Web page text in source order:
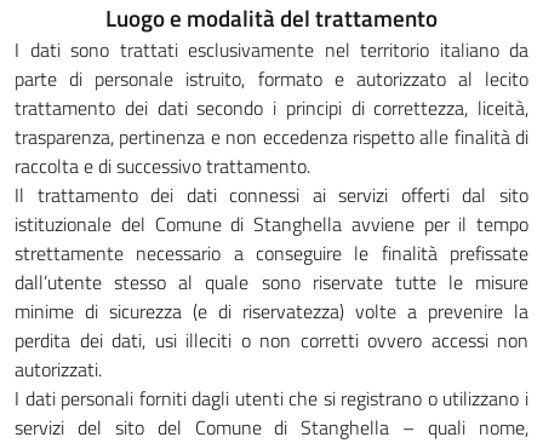
Luogo e modalità del trattamento
I dati sono trattati esclusivamente nel territorio italiano da
parte di personale istruito, formato e autorizzato al lecito
trattamento dei dati secondo i principi di correttezza, liceità,
trasparenza, pertinenza e non eccedenza rispetto alle finalità di
raccolta e di successivo trattamento.
Il trattamento dei dati connessi ai servizi offerti dal sito
istituzionale del Comune di Stanghella avviene per il tempo
strettamente necessario a conseguire le finalità prefissate
dall’utente stesso al quale sono riservate tutte le misure
minime di sicurezza (e di riservatezza) volte a prevenire la
perdita dei dati, usi illeciti o non corretti ovvero accessi non
autorizzati.
I dati personali forniti dagli utenti che si registrano o utilizzano i
servizi del sito del Comune di Stanghella – quali nome,